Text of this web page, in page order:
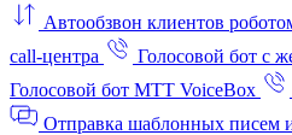
Автообзвон клиентов
call-центра
Голосовой бот с
Голосовой бот МТТ VoiceBox
Отправка шаблонных писем